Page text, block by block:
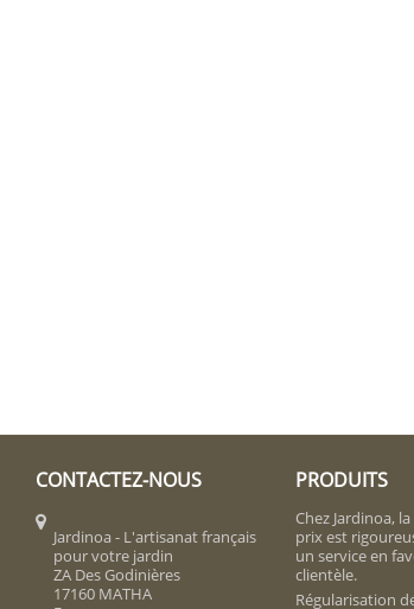
CONTACTEZ-NOUS
Jardinoa - L'artisanat français
pour votre jardin
ZA Des Godinières
17160 MATHA
PRODUITS
Chez Jardinoa,
prix est
un service en
clientèle.
Régularisation